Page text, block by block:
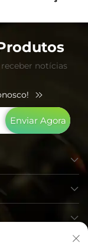
Agora
notícias
Enviar Agora